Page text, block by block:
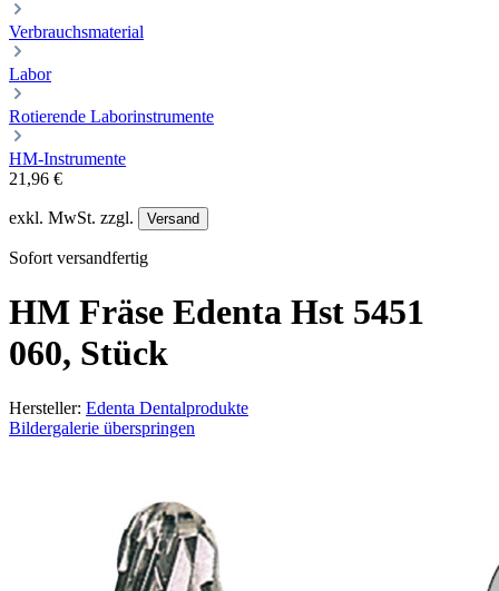
Verbrauchsmaterial
Labor
Rotierende Laborinstrumente
HM-Instrumente
21,96 €
exkl. MwSt. zzgl. Versand
Sofort versandfertig
HM Fräse Edenta Hst 5451
060, Stück
Hersteller: Edenta Dentalprodukte
Bildergalerie überspringen